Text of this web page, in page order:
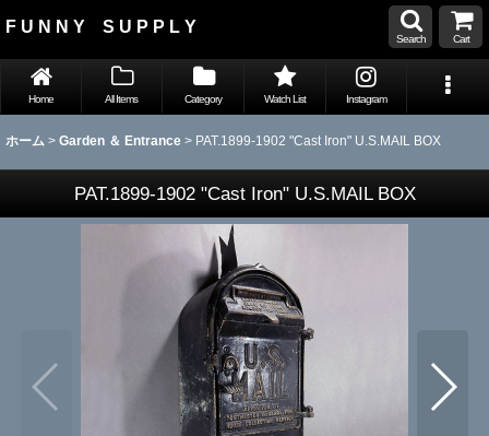
F U N N Y S U P P L Y
Search Cart
Home All Items Category Watch List Instagram
ホーム > Garden ＆ Entrance > PAT.1899-1902 "Cast Iron" U.S.MAIL BOX
PAT.1899-1902 "Cast Iron" U.S.MAIL BOX